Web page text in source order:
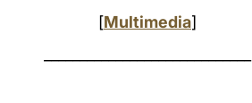
[Multimedia]